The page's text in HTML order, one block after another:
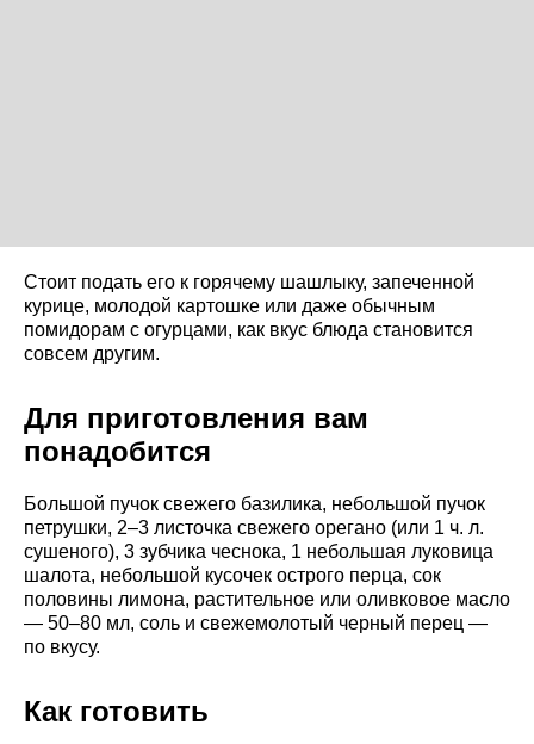
Стоит подать его к горячему шашлыку, запеченной
курице, молодой картошке или даже обычным
помидорам с огурцами, как вкус блюда становится
совсем другим.
Для приготовления вам
понадобится
Большой пучок свежего базилика, небольшой пучок
петрушки, 2–3 листочка свежего орегано (или 1 ч. л.
сушеного), 3 зубчика чеснока, 1 небольшая луковица
шалота, небольшой кусочек острого перца, сок
половины лимона, растительное или оливковое масло
— 50–80 мл, соль и свежемолотый черный перец —
по вкусу.
Как готовить